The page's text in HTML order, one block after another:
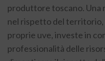
produttore toscano. Una
nel rispetto del territorio,
proprie uve, investe in
professionalità delle